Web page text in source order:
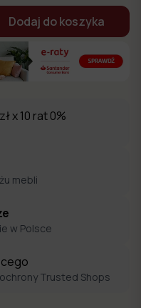
Dodaj do koszyka
zł x 10 rat 0%
mebli
w Polsce
Trusted Shops